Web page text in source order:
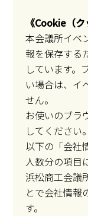
《Cookie（
本会議所イベ
報を保存する
しています。
い場合は、イ
せん。
お使いのブラ
してください。
以下の「会社
人数分の項目
浜松商工会議
とで会社情報
す。